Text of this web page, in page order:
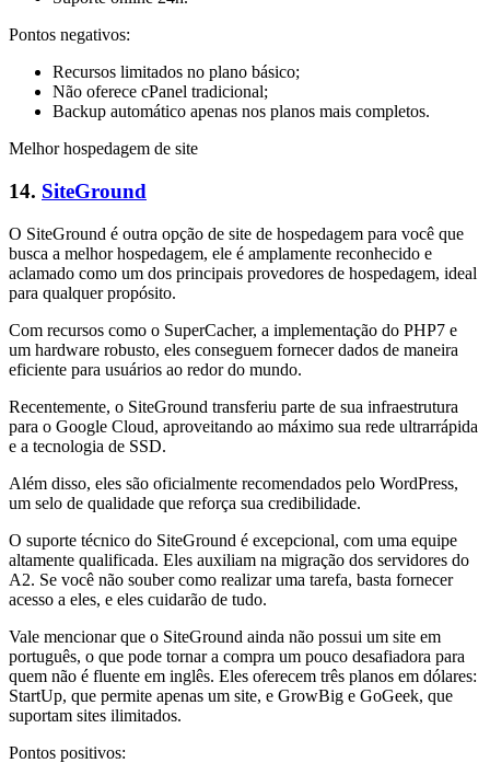
Pontos negativos:
Recursos limitados no plano básico;
Não oferece cPanel tradicional;
Backup automático apenas nos planos mais completos.
Melhor hospedagem de site
14. SiteGround
O SiteGround é outra opção de site de hospedagem para você que
busca a melhor hospedagem, ele é amplamente reconhecido e
aclamado como um dos principais provedores de hospedagem, ideal
para qualquer propósito.
Com recursos como o SuperCacher, a implementação do PHP7 e
um hardware robusto, eles conseguem fornecer dados de maneira
eficiente para usuários ao redor do mundo.
Recentemente, o SiteGround transferiu parte de sua infraestrutura
para o Google Cloud, aproveitando ao máximo sua rede ultrarrápida
e a tecnologia de SSD.
Além disso, eles são oficialmente recomendados pelo WordPress,
um selo de qualidade que reforça sua credibilidade.
O suporte técnico do SiteGround é excepcional, com uma equipe
altamente qualificada. Eles auxiliam na migração dos servidores do
A2. Se você não souber como realizar uma tarefa, basta fornecer
acesso a eles, e eles cuidarão de tudo.
Vale mencionar que o SiteGround ainda não possui um site em
português, o que pode tornar a compra um pouco desafiadora para
quem não é fluente em inglês. Eles oferecem três planos em dólares:
StartUp, que permite apenas um site, e GrowBig e GoGeek, que
suportam sites ilimitados.
Pontos positivos: